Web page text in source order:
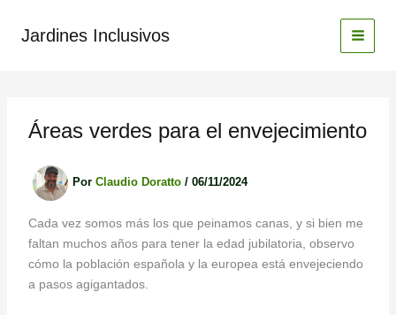
Jardines Inclusivos
Áreas verdes para el envejecimiento
Por Claudio Doratto / 06/11/2024
Cada vez somos más los que peinamos canas, y si bien me
faltan muchos años para tener la edad jubilatoria, observo
cómo la población española y la europea está envejeciendo
a pasos agigantados.